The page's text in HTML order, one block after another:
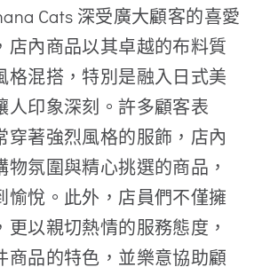
Cats 深受廣大顧客的喜愛
店內商品以其卓越的布料質
格混搭，特別是融入日式美
人印象深刻。許多顧客表
穿著強烈風格的服飾，店內
物氛圍與精心挑選的商品，
愉悅。此外，店員們不僅擁
更以親切熱情的服務態度，
商品的特色，並樂意協助顧